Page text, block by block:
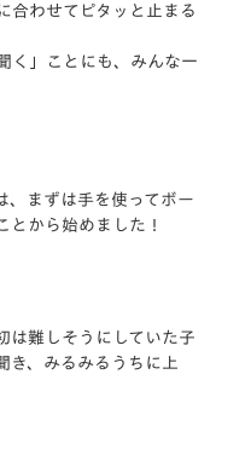
合わせてピタッと止まる
く」ことにも、みんな一
、まずは手を使ってボー
とから始めました！
は難しそうにしていた子
き、みるみるうちに上